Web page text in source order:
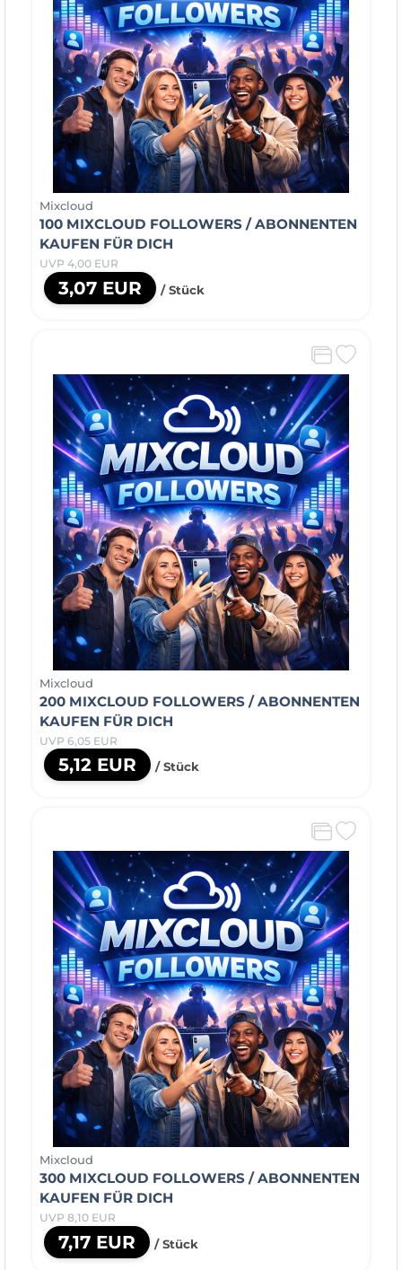
Mixcloud
100 MIXCLOUD FOLLOWERS / ABONNENTEN
KAUFEN FÜR DICH
UVP 4,00 EUR
3,07 EUR / Stück
Mixcloud
200 MIXCLOUD FOLLOWERS / ABONNENTEN
KAUFEN FÜR DICH
UVP 6,05 EUR
5,12 EUR / Stück
Mixcloud
300 MIXCLOUD FOLLOWERS / ABONNENTEN
KAUFEN FÜR DICH
UVP 8,10 EUR
7,17 EUR / Stück